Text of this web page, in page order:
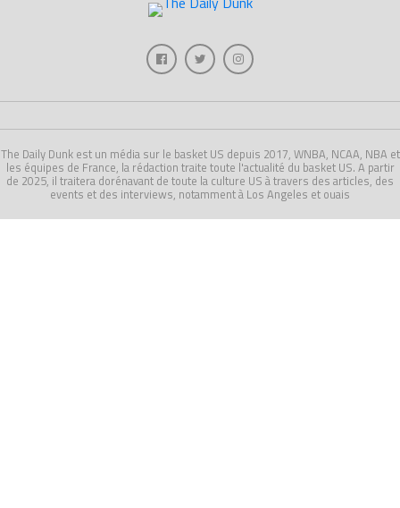
The Daily Dunk est un média sur le basket US depuis 2017, WNBA, NCAA, NBA et
les équipes de France, la rédaction traite toute l'actualité du basket US. A partir
de 2025, il traitera dorénavant de toute la culture US à travers des articles, des
events et des interviews, notamment à Los Angeles et ouais